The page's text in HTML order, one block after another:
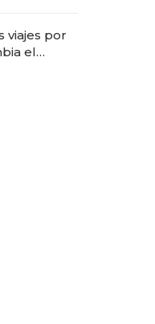
viajes por
el